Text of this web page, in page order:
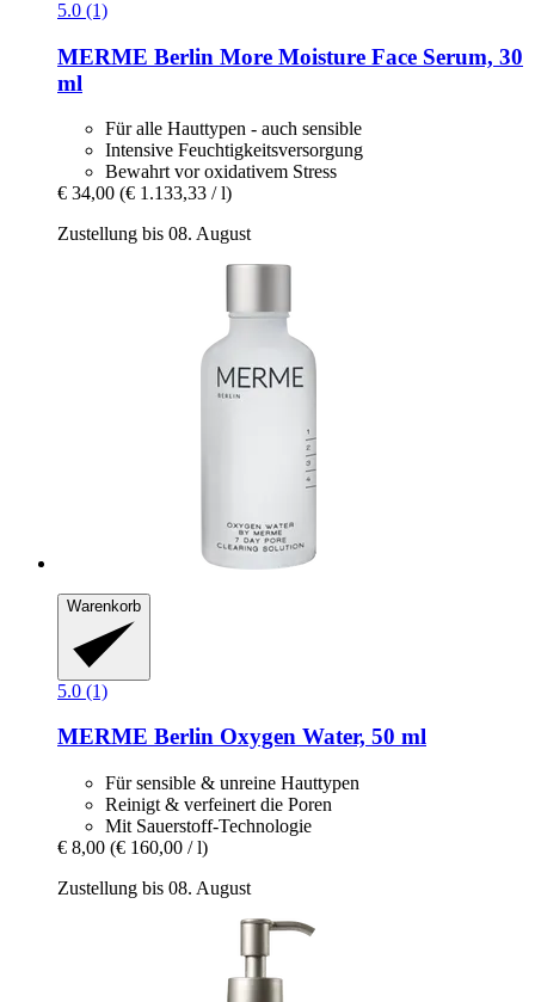
5.0 (1)
MERME Berlin More Moisture Face Serum, 30
ml
Für alle Hauttypen - auch sensible
Intensive Feuchtigkeitsversorgung
Bewahrt vor oxidativem Stress
€ 34,00 (€ 1.133,33 / l)
Zustellung bis 08. August
Warenkorb
5.0 (1)
MERME Berlin Oxygen Water, 50 ml
Für sensible & unreine Hauttypen
Reinigt & verfeinert die Poren
Mit Sauerstoff-Technologie
€ 8,00 (€ 160,00 / l)
Zustellung bis 08. August